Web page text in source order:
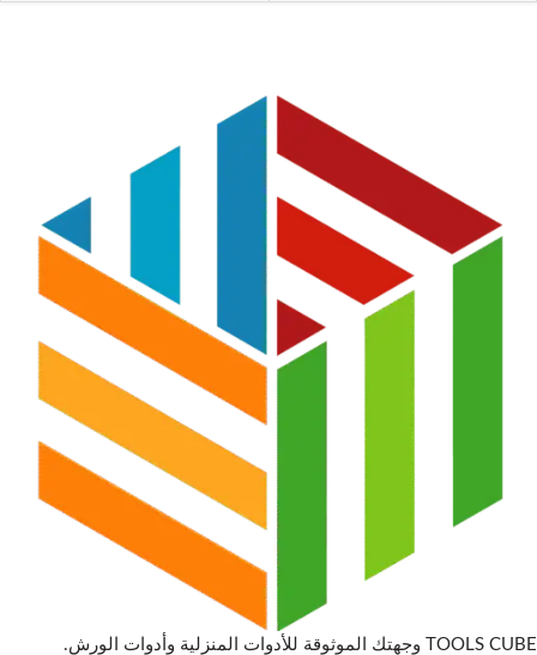
TOOLS CUBE وجهتك الموثوقة للأدوات المنزلية وأدوات الورش.